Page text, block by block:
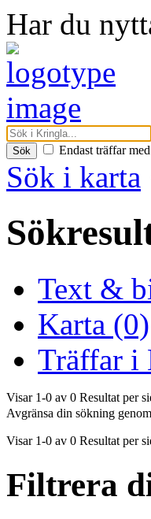
Har du
Sök Endast träffar
Sök i karta
Text &
Karta (0)
Träffar i
Visar 1-0 av 0 Resultat per
Avgränsa din sökning
Visar 1-0 av 0 Resultat per
Filtrera